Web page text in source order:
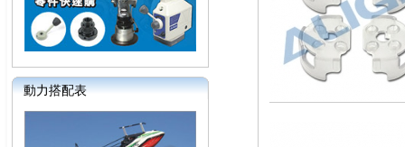
動力搭配表